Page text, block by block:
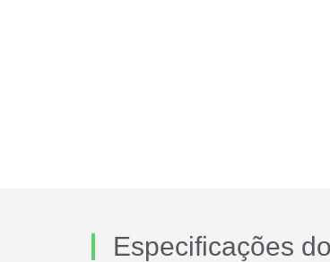
Especificações